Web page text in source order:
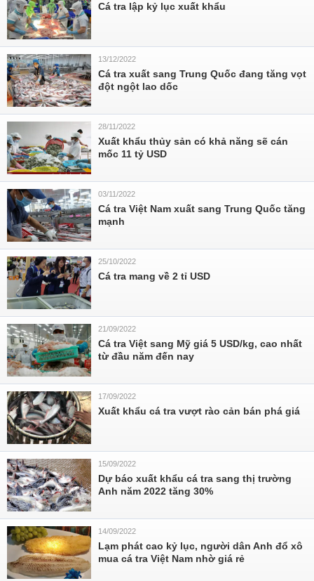
Cá tra lập kỷ lục xuất khẩu
13/12/2022
Cá tra xuất sang Trung Quốc đang tăng vọt
đột ngột lao dốc
28/11/2022
Xuất khẩu thủy sản có khả năng sẽ cán
mốc 11 tỷ USD
03/11/2022
Cá tra Việt Nam xuất sang Trung Quốc tăng
mạnh
25/10/2022
Cá tra mang về 2 tỉ USD
21/09/2022
Cá tra Việt sang Mỹ giá 5 USD/kg, cao nhất
từ đầu năm đến nay
17/09/2022
Xuất khẩu cá tra vượt rào cản bán phá giá
15/09/2022
Dự báo xuất khẩu cá tra sang thị trường
Anh năm 2022 tăng 30%
14/09/2022
Lạm phát cao kỷ lục, người dân Anh đổ xô
mua cá tra Việt Nam nhờ giá rẻ